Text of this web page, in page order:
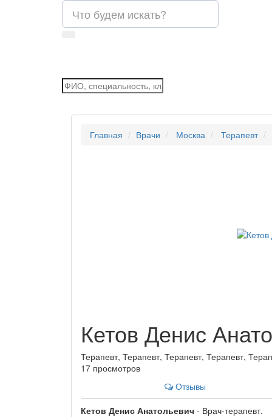
Главная
Врачи Москва Терапевт
Кетов Денис
Терапевт, Терапевт, Терапевт, Терапевт,
17 просмотров
Отзывы
Кетов Денис Анатольевич - Врач-терапевт.